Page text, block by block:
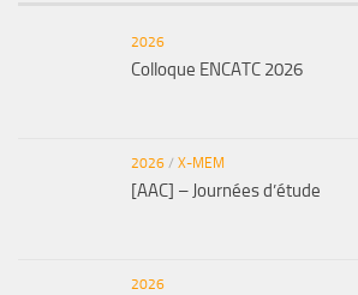
2026
Colloque ENCATC 2026
2026 / X-MEM
[AAC] – Journées d’étude
2026